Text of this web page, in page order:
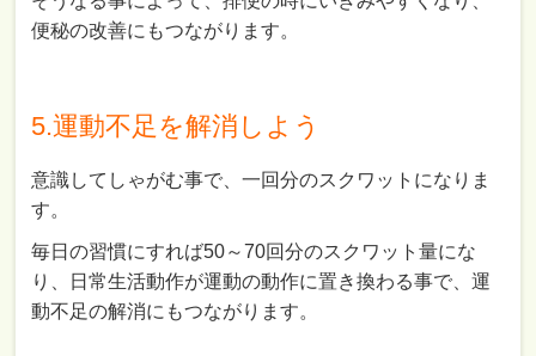
便秘の改善にもつながります。
5.運動不足を解消しよう
意識してしゃがむ事で、一回分のスクワットになりま
す。
毎日の習慣にすれば50～70回分のスクワット量にな
り、日常生活動作が運動の動作に置き換わる事で、運
動不足の解消にもつながります。